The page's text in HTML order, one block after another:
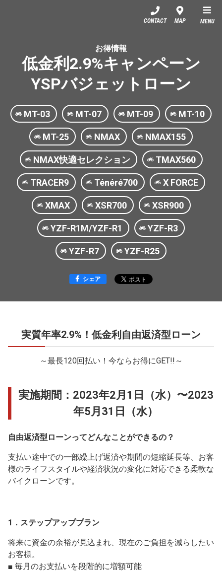
CONTACT MAP MENU
お得情報
低金利2.9%キャンペーン
YSPバジェットローン
MT-03 MT-07 MT-09 MT-10
MT-25 NMAX NMAX155
NMAX快適セレクション TMAX560
TRACER9 Ténéré700 X FORCE
XMAX XSR700 XSR900
YZF-R1M/YZF-R1 YZF-R3
YZF-R7 YZF-R25
シェア
実質年率2.9%！低金利自由返済型ローン
～最長120回払い！今ならお得にGET!!～
実施期間：2023年2月1日（水）〜2023
年5月31日（水）
自由返済型ローンってどんなことができるの？
支払い途中での一部繰上げ返済や期間の短縮延長等、お客
様のライフスタイルや経済状況の変化に対応できる柔軟な
バイクローンです。
1．ステップアッププラン
将来に資金の余裕が見込まれ、現在のご負担を減らしたい
お客様。
■ 毎月のお支払いを段階的に増額可能